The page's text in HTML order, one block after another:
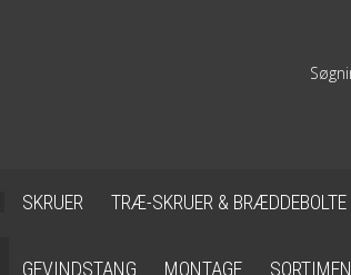
SKRUER TRÆ-SKRUER & BRÆDDEBOLTE
GEVINDSTANG MONTAGE